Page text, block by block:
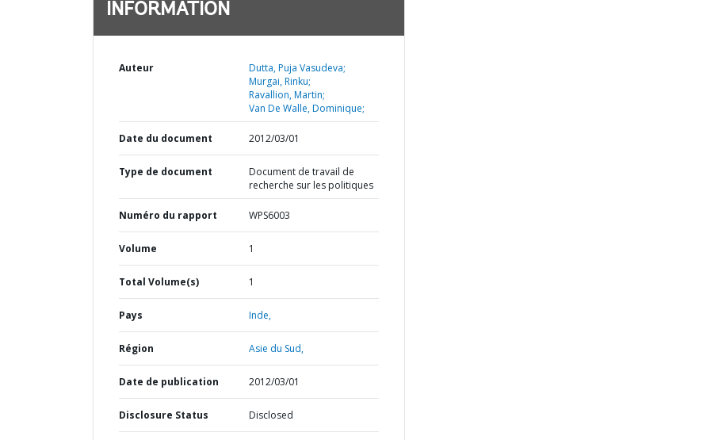
INFORMATION
Auteur
Dutta, Puja Vasudeva;
Murgai, Rinku;
Ravallion, Martin;
Van De Walle, Dominique;
Date du document 2012/03/01
Type de document
Document de travail de
recherche sur les politiques
Numéro du rapport WPS6003
Volume 1
Total Volume(s) 1
Pays Inde,
Région Asie du Sud,
Date de publication 2012/03/01
Disclosure Status Disclosed